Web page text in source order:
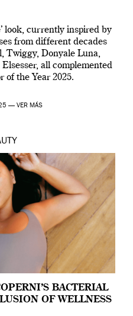
look, currently inspired by
from different decades
Twiggy, Donyale Luna,
all complemented
of the Year 2025.
— VER MÁS
BACTERIAL
OF WELLNESS